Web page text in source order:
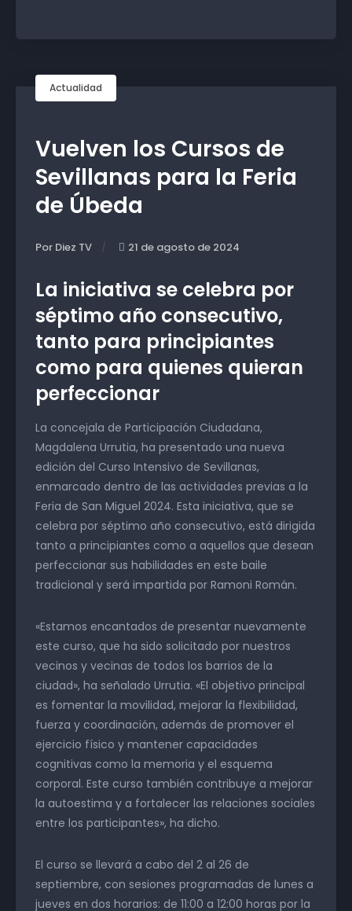
Actualidad
Vuelven los Cursos de
Sevillanas para la Feria
de Úbeda
Por Diez TV 21 de agosto de 2024
La iniciativa se celebra por
séptimo año consecutivo,
tanto para principiantes
como para quienes quieran
perfeccionar
La concejala de Participación Ciudadana,
Magdalena Urrutia, ha presentado una nueva
edición del Curso Intensivo de Sevillanas,
enmarcado dentro de las actividades previas a la
Feria de San Miguel 2024. Esta iniciativa, que se
celebra por séptimo año consecutivo, está dirigida
tanto a principiantes como a aquellos que desean
perfeccionar sus habilidades en este baile
tradicional y será impartida por Ramoni Román.
«Estamos encantados de presentar nuevamente
este curso, que ha sido solicitado por nuestros
vecinos y vecinas de todos los barrios de la
ciudad», ha señalado Urrutia. «El objetivo principal
es fomentar la movilidad, mejorar la flexibilidad,
fuerza y coordinación, además de promover el
ejercicio físico y mantener capacidades
cognitivas como la memoria y el esquema
corporal. Este curso también contribuye a mejorar
la autoestima y a fortalecer las relaciones sociales
entre los participantes», ha dicho.
El curso se llevará a cabo del 2 al 26 de
septiembre, con sesiones programadas de lunes a
jueves en dos horarios: de 11:00 a 12:00 horas por la